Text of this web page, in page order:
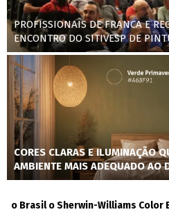
PROFISSIONAIS DE FRANCA E
ENCONTRO DO SITIVESP DE
CORES CLARAS E ILUMINAÇÃO
AMBIENTE MAIS ADEQUADO AO
o Sherwin-Williams Color